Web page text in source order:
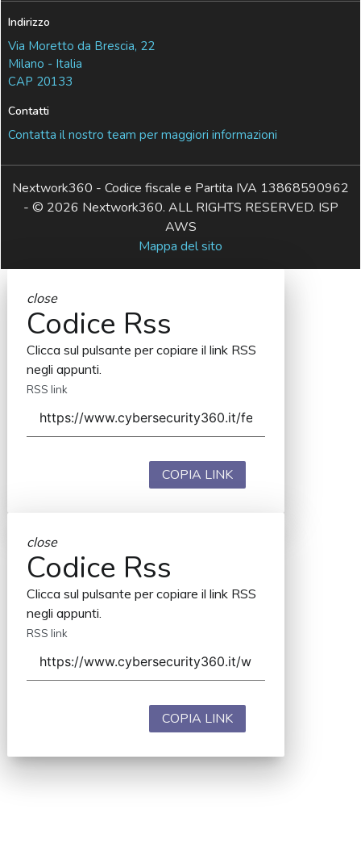
Indirizzo
Via Moretto da Brescia, 22
Milano - Italia
CAP 20133
Contatti
Contatta il nostro team per maggiori informazioni
Nextwork360 - Codice fiscale e Partita IVA 13868590962
- © 2026 Nextwork360. ALL RIGHTS RESERVED. ISP
AWS
Mappa del sito
close
Codice Rss
Clicca sul pulsante per copiare il link RSS
negli appunti.
RSS link
COPIA LINK
close
Codice Rss
Clicca sul pulsante per copiare il link RSS
negli appunti.
RSS link
COPIA LINK